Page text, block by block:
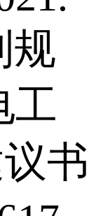
规
工
书